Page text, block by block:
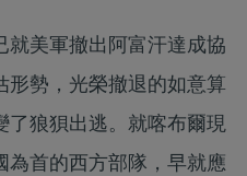
就美軍撤出阿富汗達成協
形勢，光榮撤退的如意算
了狼狽出逃。就喀布爾現
為首的西方部隊，早就應